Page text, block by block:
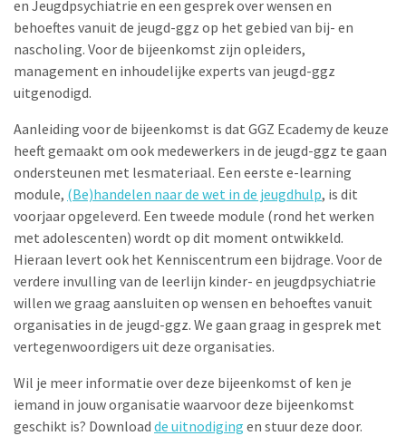
en Jeugdpsychiatrie en een gesprek over wensen en
behoeftes vanuit de jeugd-ggz op het gebied van bij- en
nascholing. Voor de bijeenkomst zijn opleiders,
management en inhoudelijke experts van jeugd-ggz
uitgenodigd.
Aanleiding voor de bijeenkomst is dat GGZ Ecademy de keuze
heeft gemaakt om ook medewerkers in de jeugd-ggz te gaan
ondersteunen met lesmateriaal. Een eerste e-learning
module, (Be)handelen naar de wet in de jeugdhulp, is dit
voorjaar opgeleverd. Een tweede module (rond het werken
met adolescenten) wordt op dit moment ontwikkeld.
Hieraan levert ook het Kenniscentrum een bijdrage. Voor de
verdere invulling van de leerlijn kinder- en jeugdpsychiatrie
willen we graag aansluiten op wensen en behoeftes vanuit
organisaties in de jeugd-ggz. We gaan graag in gesprek met
vertegenwoordigers uit deze organisaties.
Wil je meer informatie over deze bijeenkomst of ken je
iemand in jouw organisatie waarvoor deze bijeenkomst
geschikt is? Download de uitnodiging en stuur deze door.